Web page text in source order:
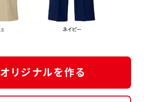
オリジナルを作る